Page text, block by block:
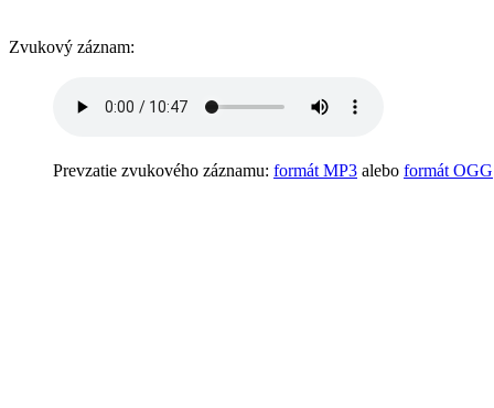
Zvukový záznam:
Prevzatie zvukového záznamu: formát MP3 alebo formát OGG